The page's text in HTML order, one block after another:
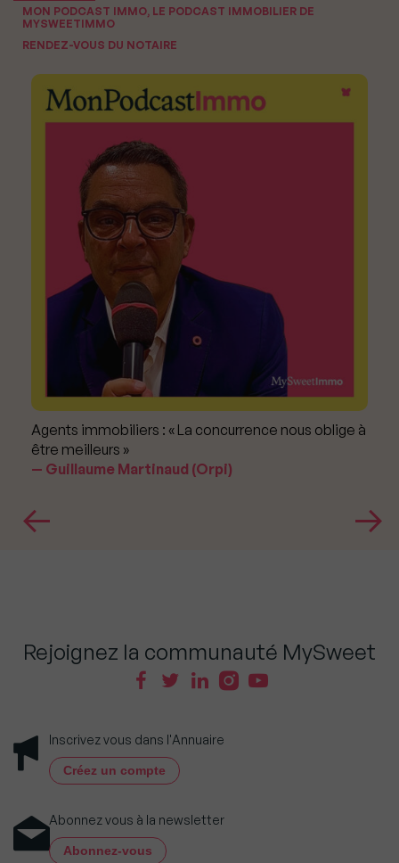
MON PODCAST IMMO, LE PODCAST IMMOBILIER DE
MYSWEETIMMO
RENDEZ-VOUS DU NOTAIRE
Agents immobiliers : « La concurrence nous oblige à
être meilleurs »
Guillaume Martinaud (Orpi)
Rejoignez la communauté MySweet
Inscrivez vous dans l'Annuaire
Créez un compte
Abonnez vous à la newsletter
Abonnez-vous